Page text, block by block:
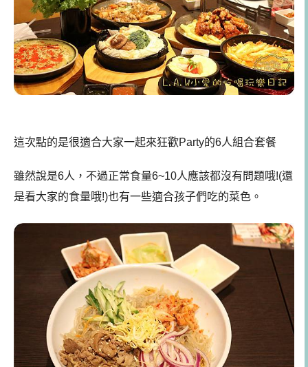
這次點的是很適合大家一起來狂歡Party的6人組合套餐
雖然說是6人，不過正常食量6~10人應該都沒有問題哦!(還
是看大家的食量哦!)也有一些適合孩子們吃的菜色。